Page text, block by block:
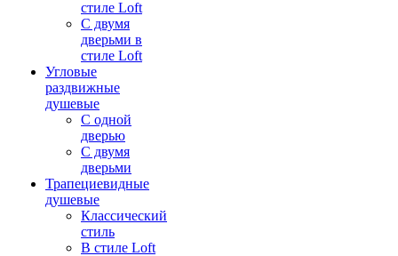
стиле Loft
С двумя
дверьми в
стиле Loft
Угловые
раздвижные
душевые
С одной
дверью
С двумя
дверьми
Трапециевидные
душевые
Классический
стиль
В стиле Loft